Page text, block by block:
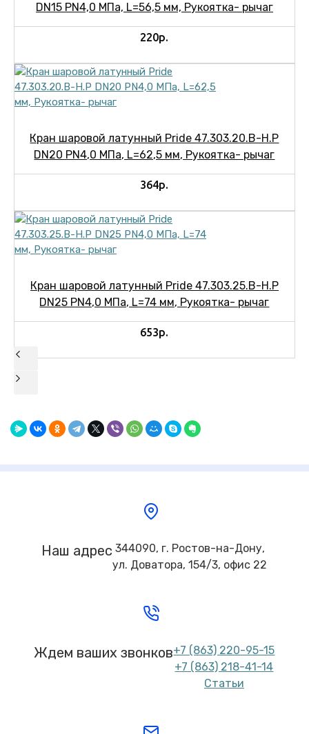
DN15 PN4,0 МПа, L=56,5 мм, Рукоятка- рычаг
220р.
Кран шаровой латунный Pride 47.303.20.В-Н.Р
DN20 PN4,0 МПа, L=62,5 мм, Рукоятка- рычаг
364р.
Кран шаровой латунный Pride 47.303.25.В-Н.Р
DN25 PN4,0 МПа, L=74 мм, Рукоятка- рычаг
653р.
Наш адрес 344090, г. Ростов-на-Дону,
ул. Доватора, 154/3, офис 22
Ждем ваших звонков+7 (863) 220-95-15
+7 (863) 218-41-14
Статьи